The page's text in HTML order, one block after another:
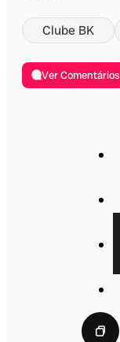
Clube BK
Ver Comentários